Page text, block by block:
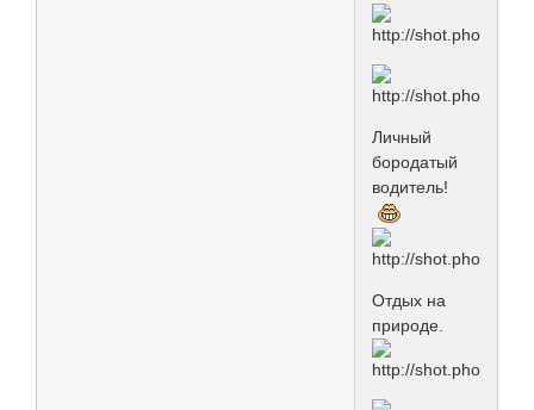
Личный
бородатый
водитель!
Отдых на
природе.